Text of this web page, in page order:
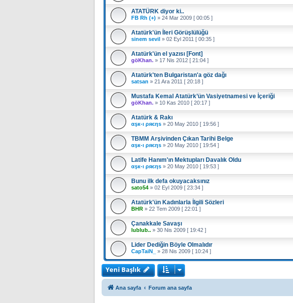
ATATÜRK diyor ki..
FB Rh (+) » 24 Mar 2009 [ 00:05 ]
Atatürk'ün İleri Görüşlülüğü
sinem sevil » 02 Eyl 2011 [ 00:35 ]
Atatürk'ün el yazısı [Font]
göKhan. » 17 Nis 2012 [ 21:04 ]
Atatürk'ten Bulgaristan'a göz dağı
satsan » 21 Ara 2011 [ 20:18 ]
Mustafa Kemal Atatürk’ün Vasiyetnamesi ve İçeriği
göKhan. » 10 Kas 2010 [ 20:17 ]
Atatürk & Rakı
αşк-ı ρяєηѕ » 20 May 2010 [ 19:56 ]
TBMM Arşivinden Çıkan Tarihi Belge
αşк-ı ρяєηѕ » 20 May 2010 [ 19:54 ]
Latife Hanım'ın Mektupları Davalık Oldu
αşк-ı ρяєηѕ » 20 May 2010 [ 19:53 ]
Bunu ilk defa okuyacaksınız
sato54 » 02 Eyl 2009 [ 23:34 ]
Atatürk'ün Kadınlarla İlgili Sözleri
BHR » 22 Tem 2009 [ 22:01 ]
Çanakkale Savaşı
lublub.. » 30 Nis 2009 [ 19:42 ]
Lider Dediğin Böyle Olmalıdır
CapTaiN_ » 28 Nis 2009 [ 10:24 ]
Yeni Başlık
Ana sayfa Forum ana sayfa